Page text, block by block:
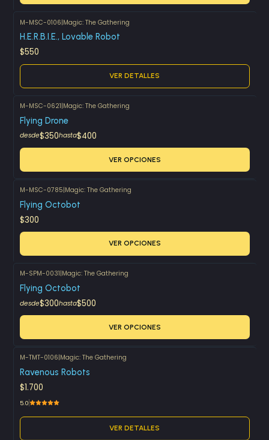
Agotado
M-MSC-0106|Magic: The Gathering
H.E.R.B.I.E., Lovable Robot
$550
VER DETALLES
M-MSC-0621|Magic: The Gathering
Flying Drone
desde$350hasta$400
VER OPCIONES
M-MSC-0785|Magic: The Gathering
Flying Octobot
$300
VER OPCIONES
M-SPM-0031|Magic: The Gathering
Flying Octobot
desde$300hasta$500
VER OPCIONES
Agotado
M-TMT-0106|Magic: The Gathering
Ravenous Robots
$1.700
5.0
VER DETALLES